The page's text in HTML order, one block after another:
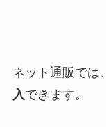
ネット通販では、
入できます。